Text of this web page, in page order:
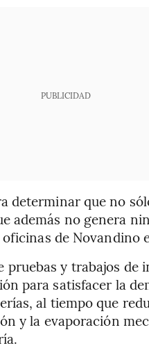
PUBLICIDAD
determinar que no
además no genera
de Novandino
pruebas y trabajos de
para satisfacer la
al tiempo que
y la evaporación